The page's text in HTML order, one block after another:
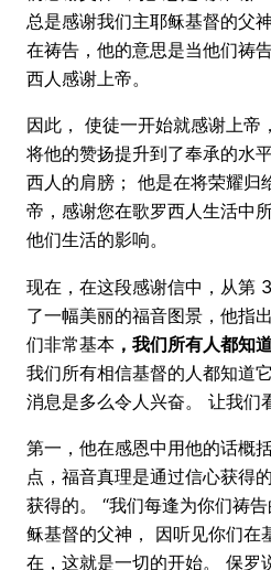
总是感谢我们主耶稣基督的父
在祷告，他的意思是当他们祷
西人感谢上帝。
因此， 使徒一开始就感谢上帝
将他的赞扬提升到了奉承的水
西人的肩膀； 他是在将荣耀归
帝，感谢您在歌罗西人生活中
他们生活的影响。
现在，在这段感谢信中，从第
了一幅美丽的福音图景，他指
们非常基本 ，我们所有人都知
我们所有相信基督的人都知道
消息是多么令人兴奋。 让我们
第一，他在感恩中用他的话概
点，福音真理是通过信心获得
获得的。 “我们每逢为你们祷
稣基督的父神， 因听见你们在
在，这就是一切的开始。 保